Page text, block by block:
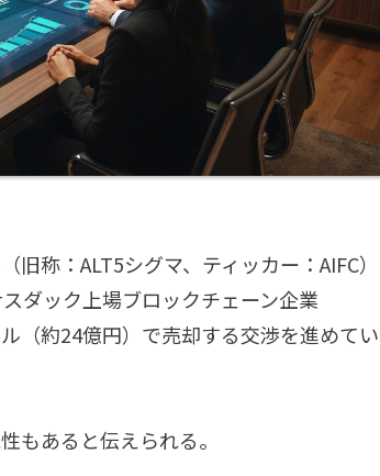
称：ALT5シグマ、ティッカー：AIFC）
ダック上場ブロックチェーン企業
（約24億円）で売却する交渉を進めてい
もあると伝えられる。